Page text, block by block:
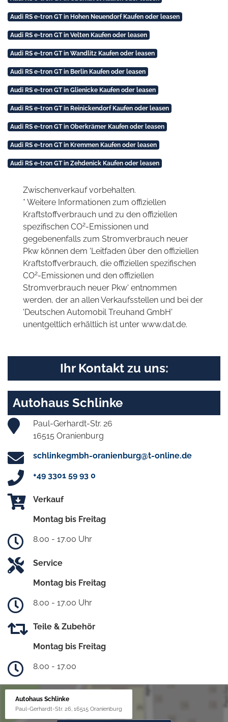
Audi RS e-tron GT in Hohen Neuendorf Kaufen oder leasen
Audi RS e-tron GT in Velten Kaufen oder leasen
Audi RS e-tron GT in Wandlitz Kaufen oder leasen
Audi RS e-tron GT in Berlin Kaufen oder leasen
Audi RS e-tron GT in Glienicke Kaufen oder leasen
Audi RS e-tron GT in Reinickendorf Kaufen oder leasen
Audi RS e-tron GT in Oberkrämer Kaufen oder leasen
Audi RS e-tron GT in Kremmen Kaufen oder leasen
Audi RS e-tron GT in Zehdenick Kaufen oder leasen
Zwischenverkauf vorbehalten.
* Weitere Informationen zum offiziellen
Kraftstoffverbrauch und zu den offiziellen
spezifischen CO2-Emissionen und
gegebenenfalls zum Stromverbrauch neuer
Pkw können dem 'Leitfaden über den offiziellen
Kraftstoffverbrauch, die offiziellen spezifischen
CO2-Emissionen und den offiziellen
Stromverbrauch neuer Pkw' entnommen
werden, der an allen Verkaufsstellen und bei der
'Deutschen Automobil Treuhand GmbH'
unentgeltlich erhältlich ist unter www.dat.de.
Ihr Kontakt zu uns:
Autohaus Schlinke
Paul-Gerhardt-Str. 26
16515 Oranienburg
schlinkegmbh-oranienburg@t-online.de
+49 3301 59 93 0
Verkauf
Montag bis Freitag
8.00 - 17.00 Uhr
Service
Montag bis Freitag
8.00 - 17.00 Uhr
Teile & Zubehör
Montag bis Freitag
8.00 - 17.00
Autohaus Schlinke
Paul-Gerhardt-Str. 26, 16515 Oranienburg